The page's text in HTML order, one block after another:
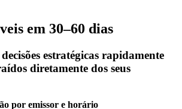
em 30–60 dias
estratégicas rapidamente
diretamente dos seus